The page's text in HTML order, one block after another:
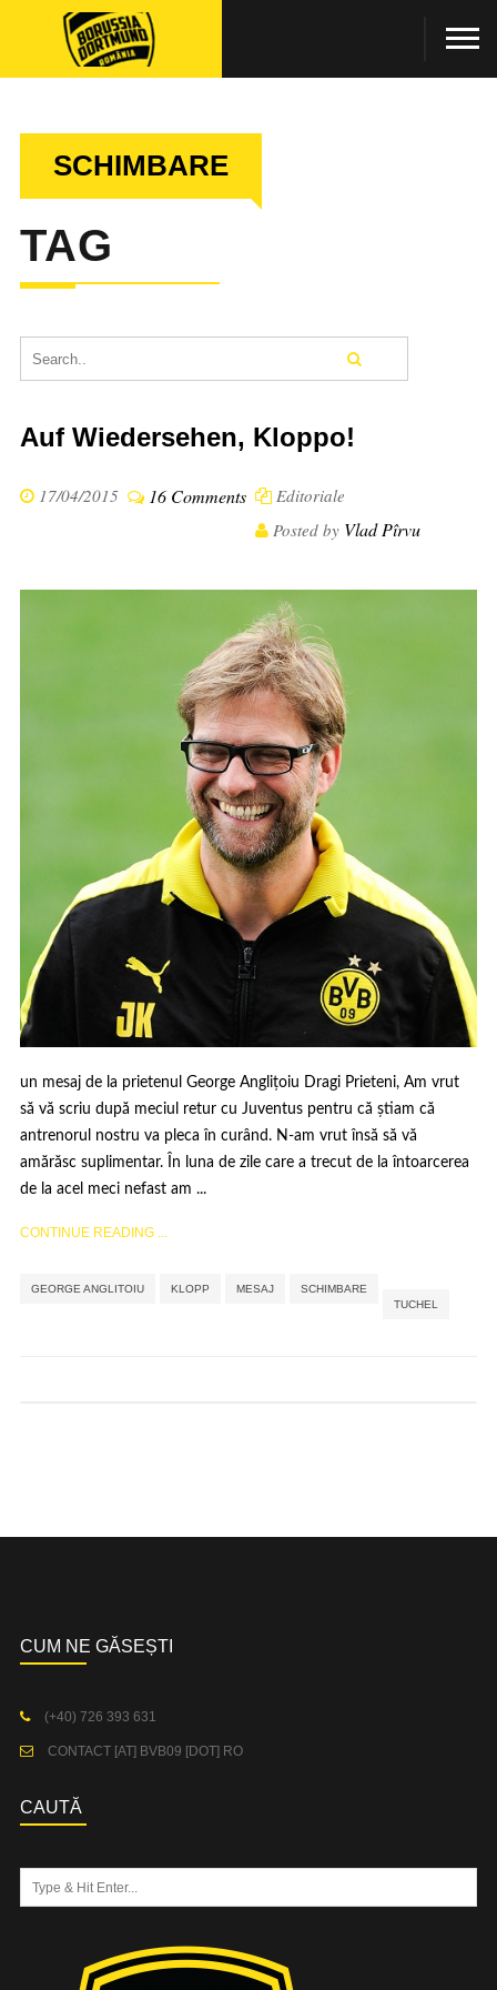
SCHIMBARE
TAG
Auf Wiedersehen, Kloppo!
17/04/2015 16 Comments
Editoriale
Posted by Vlad Pîrvu
un mesaj de la prietenul George Anglițoiu Dragi Prieteni, Am vrut
să vă scriu după meciul retur cu Juventus pentru că știam că
antrenorul nostru va pleca în curând. N-am vrut însă să vă
amărăsc suplimentar. În luna de zile care a trecut de la întoarcerea
de la acel meci nefast am ...
CONTINUE READING ...
GEORGE ANGLITOIU KLOPP MESAJ SCHIMBARE
TUCHEL
CUM NE GĂSEȘTI
(+40) 726 393 631
CONTACT [AT] BVB09 [DOT] RO
CAUTĂ